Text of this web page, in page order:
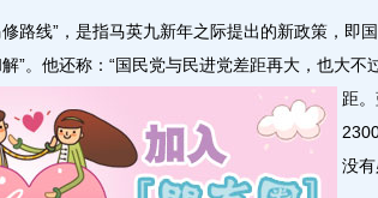
线”，是指马英九新年之际提出的新政策，即
”。他还称：“国民党与民进党差距再大，也大不
距。
没